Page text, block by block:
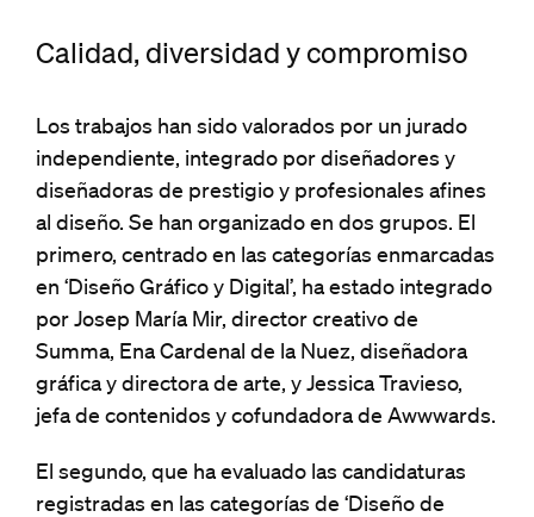
Calidad, diversidad y compromiso
Los trabajos han sido valorados por un jurado
independiente, integrado por diseñadores y
diseñadoras de prestigio y profesionales afines
al diseño. Se han organizado en dos grupos. El
primero, centrado en las categorías enmarcadas
en ‘Diseño Gráfico y Digital’, ha estado integrado
por Josep María Mir, director creativo de
Summa, Ena Cardenal de la Nuez, diseñadora
gráfica y directora de arte, y Jessica Travieso,
jefa de contenidos y cofundadora de Awwwards.
El segundo, que ha evaluado las candidaturas
registradas en las categorías de ‘Diseño de